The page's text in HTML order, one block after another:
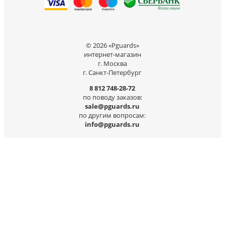
© 2026 «Pguards»
интернет-магазин
г. Москва
г. Санкт-Петербург
8 812 748-28-72
по поводу заказов:
sale@pguards.ru
по другим вопросам:
info@pguards.ru